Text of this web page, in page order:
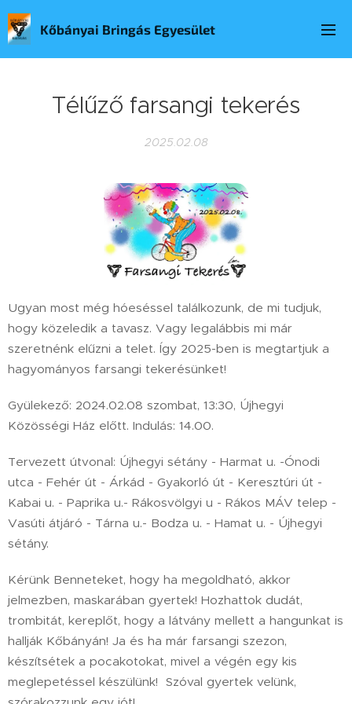
Kőbányai Bringás Egyesület
Télűző farsangi tekerés
2025.02.08
Ugyan most még hóeséssel találkozunk, de mi tudjuk,
hogy közeledik a tavasz. Vagy legalábbis mi már
szeretnénk elűzni a telet. Így 2025-ben is megtartjuk a
hagyományos farsangi tekerésünket!
Gyülekező: 2024.02.08 szombat, 13:30, Újhegyi
Közösségi Ház előtt. Indulás: 14.00.
Tervezett útvonal: Újhegyi sétány - Harmat u. -Ónodi
utca - Fehér út - Árkád - Gyakorló út - Keresztúri út -
Kabai u. - Paprika u.- Rákosvölgyi u - Rákos MÁV telep -
Vasúti átjáró - Tárna u.- Bodza u. - Hamat u. - Újhegyi
sétány.
Kérünk Benneteket, hogy ha megoldható, akkor
jelmezben, maskarában gyertek! Hozhattok dudát,
trombitát, kereplőt, hogy a látvány mellett a hangunkat is
hallják Kőbányán! Ja és ha már farsangi szezon,
készítsétek a pocakotokat, mivel a végén egy kis
meglepetéssel készülünk! Szóval gyertek velünk,